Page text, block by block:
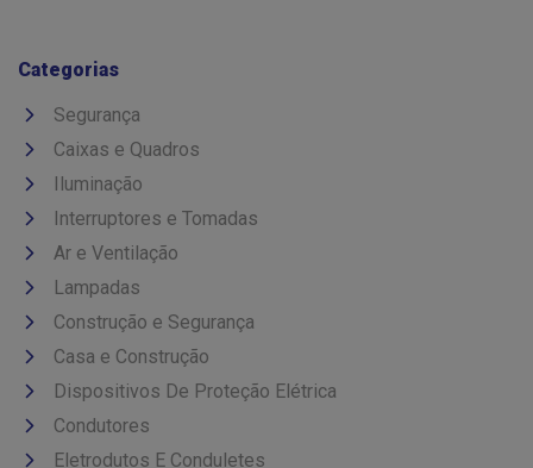
Categorias
Segurança
Caixas e Quadros
Iluminação
Interruptores e Tomadas
Ar e Ventilação
Lampadas
Construção e Segurança
Casa e Construção
Dispositivos De Proteção Elétrica
Condutores
Eletrodutos E Conduletes